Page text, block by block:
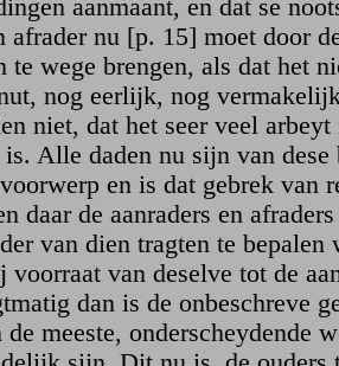
aanmaant, en dat se
afrader nu [p. 15] moet door
te wege brengen, als dat het
nog eerlijk, nog
niet, dat het seer veel
Alle daden nu sijn van dese
voorwerp en is dat gebrek van
daar de aanraders en
van dien tragten te bepalen
voorraat van deselve tot de
dan is de onbeschreve
meeste, onderscheydende